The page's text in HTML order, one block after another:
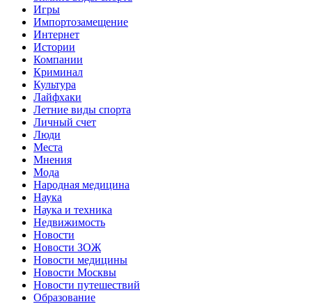
Игры
Импортозамещение
Интернет
Истории
Компании
Криминал
Культура
Лайфхаки
Летние виды спорта
Личный счет
Люди
Места
Мнения
Мода
Народная медицина
Наука
Наука и техника
Недвижимость
Новости
Новости ЗОЖ
Новости медицины
Новости Москвы
Новости путешествий
Образование